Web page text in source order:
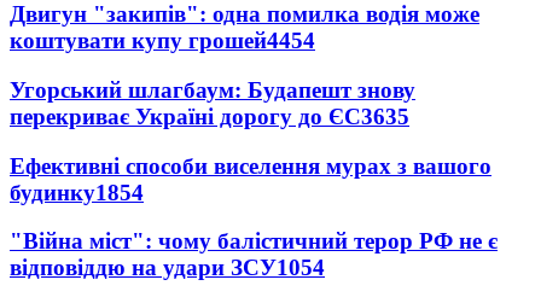
Двигун "закипів": одна помилка водія може
коштувати купу грошей4454
Угорський шлагбаум: Будапешт знову
перекриває Україні дорогу до ЄС3635
Ефективні способи виселення мурах з вашого
будинку1854
"Війна міст": чому балістичний терор РФ не є
відповіддю на удари ЗСУ1054